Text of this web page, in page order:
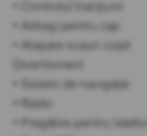
• Controlul tracțiunii
• Airbag pentru cap
• Atașare scaun copil
Divertisment
• Sistem de navigație
• Radio
• Pregătire pentru telefon